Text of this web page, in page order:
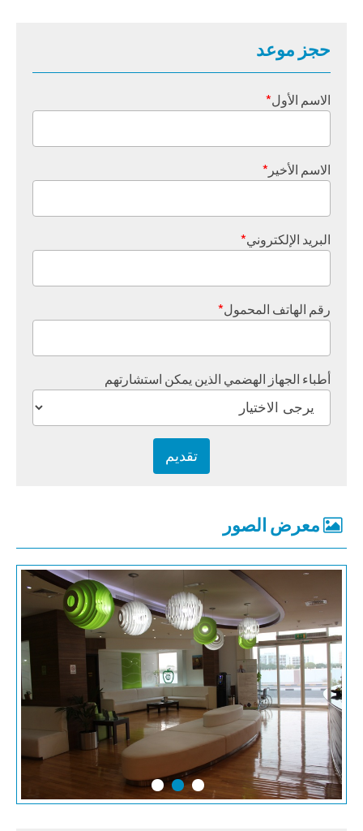
حجز موعد
الاسم الأول*
الاسم الأخير *
البريد الإلكتروني*
رقم الهاتف المحمول*
أطباء الجهاز الهضمي الذين يمكن استشارتهم
معرض الصور